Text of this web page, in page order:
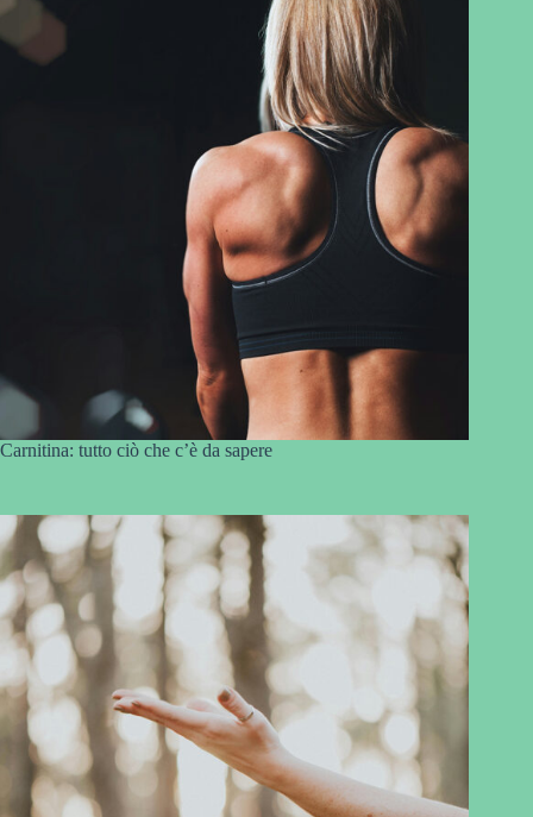
Carnitina: tutto ciò che c’è da sapere